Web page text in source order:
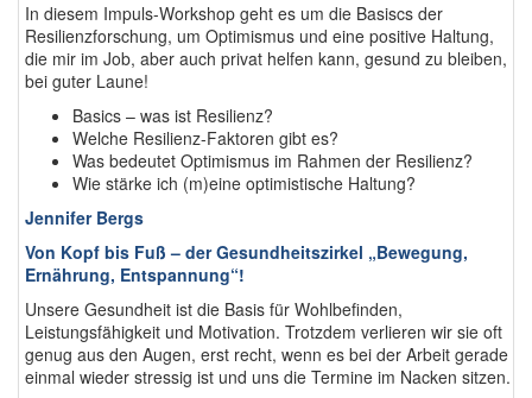
In diesem Impuls-Workshop geht es um die Basiscs der
Resilienzforschung, um Optimismus und eine positive Haltung,
die mir im Job, aber auch privat helfen kann, gesund zu bleiben,
bei guter Laune!
Basics – was ist Resilienz?
Welche Resilienz-Faktoren gibt es?
Was bedeutet Optimismus im Rahmen der Resilienz?
Wie stärke ich (m)eine optimistische Haltung?
Jennifer Bergs
Von Kopf bis Fuß – der Gesundheitszirkel „Bewegung,
Ernährung, Entspannung“!
Unsere Gesundheit ist die Basis für Wohlbefinden,
Leistungsfähigkeit und Motivation. Trotzdem verlieren wir sie oft
genug aus den Augen, erst recht, wenn es bei der Arbeit gerade
einmal wieder stressig ist und uns die Termine im Nacken sitzen.